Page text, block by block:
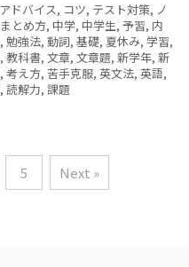
アドバイス, コツ, テスト対策, ノ
まとめ方, 中学, 中学生, 予習, 内
, 勉強法, 動詞, 基礎, 夏休み, 学習,
, 教科書, 文章, 文章題, 新学年, 新
, 考え方, 苦手克服, 英文法, 英語,
, 読解力, 課題
5 Next »